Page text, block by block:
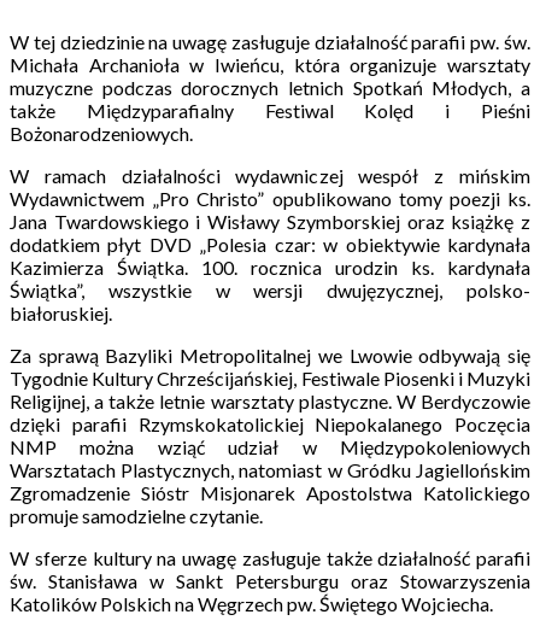
W tej dziedzinie na uwagę zasługuje działalność parafii pw. św.
Michała Archanioła w Iwieńcu, która organizuje warsztaty
muzyczne podczas dorocznych letnich Spotkań Młodych, a
także Międzyparafialny Festiwal Kolęd i Pieśni
Bożonarodzeniowych.
W ramach działalności wydawniczej wespół z mińskim
Wydawnictwem „Pro Christo” opublikowano tomy poezji ks.
Jana Twardowskiego i Wisławy Szymborskiej oraz książkę z
dodatkiem płyt DVD „Polesia czar: w obiektywie kardynała
Kazimierza Świątka. 100. rocznica urodzin ks. kardynała
Świątka”, wszystkie w wersji dwujęzycznej, polsko-
białoruskiej.
Za sprawą Bazyliki Metropolitalnej we Lwowie odbywają się
Tygodnie Kultury Chrześcijańskiej, Festiwale Piosenki i Muzyki
Religijnej, a także letnie warsztaty plastyczne. W Berdyczowie
dzięki parafii Rzymskokatolickiej Niepokalanego Poczęcia
NMP można wziąć udział w Międzypokoleniowych
Warsztatach Plastycznych, natomiast w Gródku Jagiellońskim
Zgromadzenie Sióstr Misjonarek Apostolstwa Katolickiego
promuje samodzielne czytanie.
W sferze kultury na uwagę zasługuje także działalność parafii
św. Stanisława w Sankt Petersburgu oraz Stowarzyszenia
Katolików Polskich na Węgrzech pw. Świętego Wojciecha.